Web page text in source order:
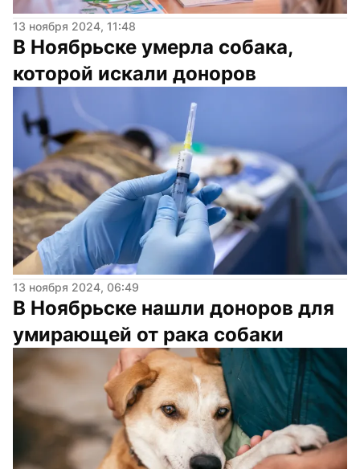
13 ноября 2024, 11:48
В Ноябрьске умерла собака,
которой искали доноров
13 ноября 2024, 06:49
В Ноябрьске нашли доноров для
умирающей от рака собаки